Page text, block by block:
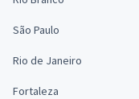
São Paulo
Rio de Janeiro
Fortaleza